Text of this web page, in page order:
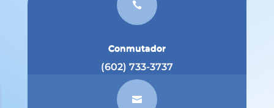

Conmutador
(602) 733-3737
